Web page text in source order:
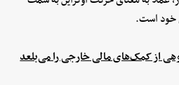
خود است.
از کمک‌های مالی خارجی را می‌بلعد